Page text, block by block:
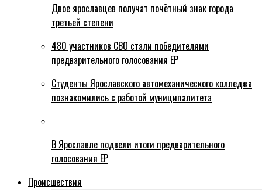
Двое ярославцев получат почётный знак города
третьей степени
480 участников СВО стали победителями
предварительного голосования ЕР
Студенты Ярославского автомеханического колледжа
познакомились с работой муниципалитета
В Ярославле подвели итоги предварительного
голосования ЕР
Происшествия